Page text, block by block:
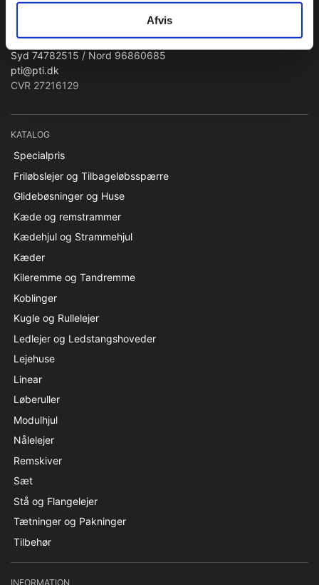
Afvis
Papegøjevej 7, 6270 Tønder
Syd 74782515 / Nord 96860685
pti@pti.dk
CVR 27216129
KATALOG
Specialpris
Friløbslejer og Tilbageløbsspærre
Glidebøsninger og Huse
Kæde og remstrammer
Kædehjul og Strammehjul
Kæder
Kileremme og Tandremme
Koblinger
Kugle og Rullelejer
Ledlejer og Ledstangshoveder
Lejehuse
Linear
Løberuller
Modulhjul
Nålelejer
Remskiver
Sæt
Stå og Flangelejer
Tætninger og Pakninger
Tilbehør
INFORMATION